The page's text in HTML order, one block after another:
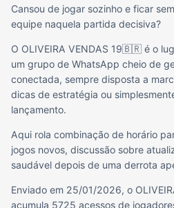
Cansou de jogar sozinho e ficar
equipe naquela partida decisiva?
O OLIVEIRA VENDAS 19🇧🇷 é o
um grupo de WhatsApp cheio de
conectada, sempre disposta a
dicas de estratégia ou
lançamento.
Aqui rola combinação de horário
jogos novos, discussão sobre
saudável depois de uma derrota
Enviado em 25/01/2026, o
acumula 5725 acessos de